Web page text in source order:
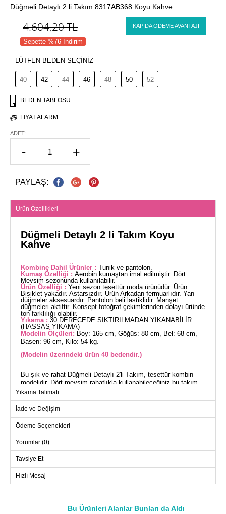
Düğmeli Detaylı 2 li Takım 8317AB368 Koyu Kahve
4.604,20TL KAPIDA ÖDEME AVANTAJI
Sepette %76 İndirim
LÜTFEN BEDEN SEÇİNİZ
40 42 44 46 48 50 52
BEDEN TABLOSU
FIYAT ALARM
ADET:
- +
PAYLAŞ:
Ürün Özellikleri
Düğmeli Detaylı 2 li Takım Koyu
Kahve
Kombine Dahil Ürünler : Tunik ve pantolon.
Kumaş Özelliği : Aerobin kumaştan imal edilmiştir. Dört
Mevsim sezonunda kullanılabilir.
Ürün Özelliği : Yeni sezon tesettür moda ürünüdür. Ürün
Bisiklet yakadır. Astarsızdır. Ürün Arkadan fermuarlıdır. Yan
düğmeler aksesuardır. Pantolon beli lastiklidir. Manşet
düğmeleri aktiftir. Konsept fotoğraf çekimlerinden dolayı üründe
ton farklılığı olabilir.
Yıkama : 30 DERECEDE SIKTIRILMADAN YIKANABİLİR.
(HASSAS YIKAMA)
Modelin Ölçüleri: Boy: 165 cm, Göğüs: 80 cm, Bel: 68 cm,
Basen: 96 cm, Kilo: 54 kg.
(Modelin üzerindeki ürün 40 bedendir.)
Bu şık ve rahat Düğmeli Detaylı 2'li Takım, tesettür kombin
modelidir. Dört mevsim rahatlıkla kullanabileceğiniz bu takım,
30 derecede hassas yıkamaya uygundur. Aerobin kumaş
kullanılarak üretilen bu ürün, bisiklet yakaya ve astarsız
tasarıma sahiptir. Arkada gizli fermuar bulunur ve yan düğmeler
sadece aksesuar olarak eklenmiştir. Pantolonun beli lastikli
olup, tunik manşetlerindeki düğmeler aktiftir.
(CM)
Yıkama Talimatı
İade ve Değişim
Ödeme Seçenekleri
Yorumlar (0)
Tavsiye Et
Hızlı Mesaj
Bu Ürünleri Alanlar Bunları da Aldı